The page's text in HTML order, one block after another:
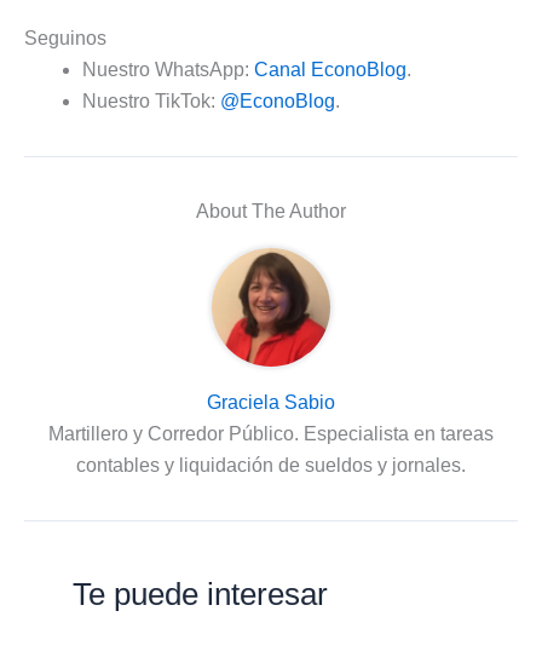
Seguinos
Nuestro WhatsApp: Canal EconoBlog.
Nuestro TikTok: @EconoBlog.
About The Author
Graciela Sabio
Martillero y Corredor Público. Especialista en tareas
contables y liquidación de sueldos y jornales.
Te puede interesar